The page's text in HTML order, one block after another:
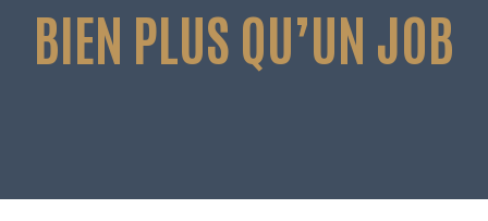
INSIGHTFUL BRANDING
BLACKBOX
BIEN PLUS QU’UN JOB